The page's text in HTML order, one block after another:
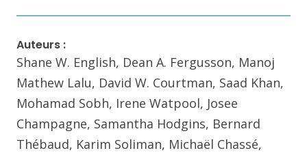
Auteurs :
Shane W. English, Dean A. Fergusson, Manoj
Mathew Lalu, David W. Courtman, Saad Khan,
Mohamad Sobh, Irene Watpool, Josee
Champagne, Samantha Hodgins, Bernard
Thébaud, Karim Soliman, Michaël Chassé,